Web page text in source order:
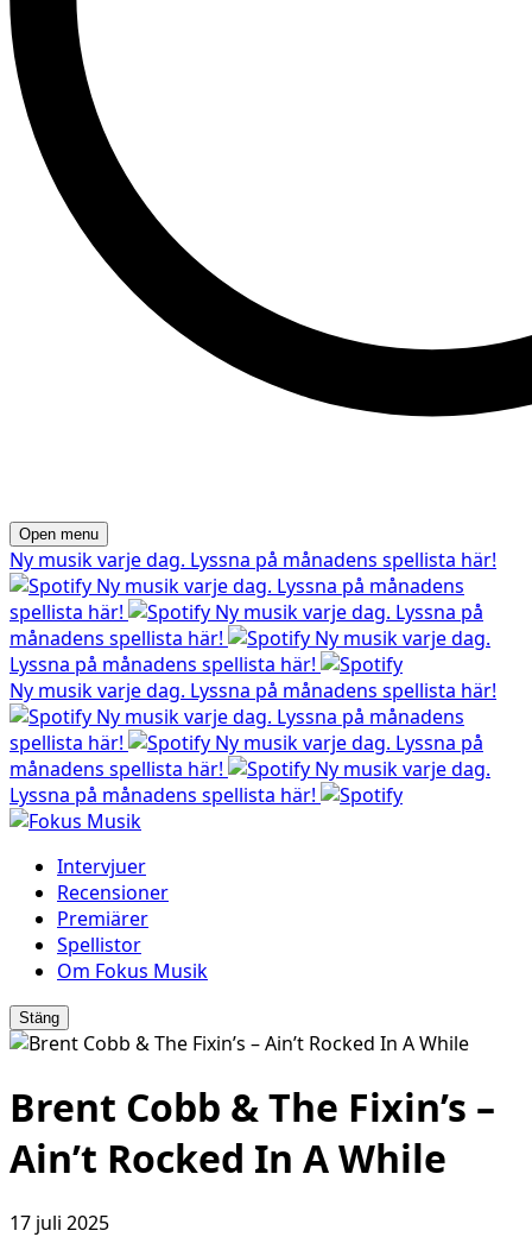
Open menu
Ny musik varje dag. Lyssna på månadens spellista här!
Ny musik varje dag. Lyssna på månadens
spellista här!
Ny musik varje dag. Lyssna på
månadens spellista här!
Ny musik varje dag.
Lyssna på månadens spellista här!
Ny musik varje dag. Lyssna på månadens spellista här!
Ny musik varje dag. Lyssna på månadens
spellista här!
Ny musik varje dag. Lyssna på
månadens spellista här!
Ny musik varje dag.
Lyssna på månadens spellista här!
Intervjuer
Recensioner
Premiärer
Spellistor
Om Fokus Musik
Stäng
Brent Cobb & The Fixin’s –
Ain’t Rocked In A While
17 juli 2025